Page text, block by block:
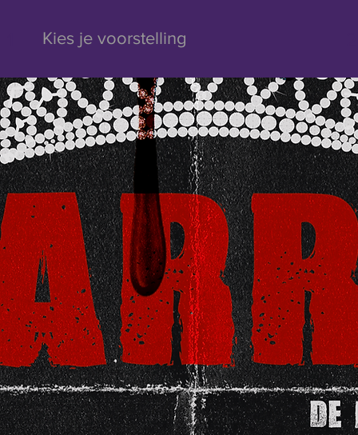
Kies je voorstelling